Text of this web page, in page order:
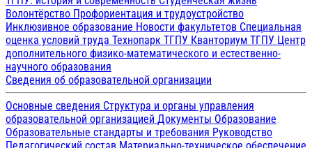
Волонтёрство Профориентация и трудоустройство
Инклюзивное образование Новости факультетов Специальная
оценка условий труда Технопарк ТГПУ Кванториум ТГПУ Центр
дополнительного физико-математического и естественно-
научного образования
Сведения об образовательной организации
Основные сведения Структура и органы управления
образовательной организацией Документы Образование
Образовательные стандарты и требования Руководство